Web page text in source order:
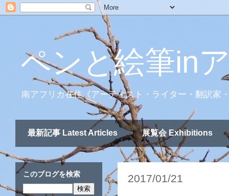
ペンと絵筆in
南アフリカ在住《アーティスト・ライター・翻訳家
最新記事 Latest Articles 展覧会 Exhibitions
2017/01/21
このブログを検索